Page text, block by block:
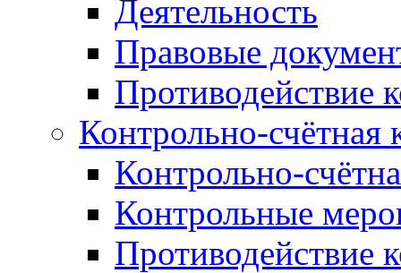
Деятельность
Правовые
Противодействие
Контрольно-счётная
Контрольно-
Контрольные
Противодействие